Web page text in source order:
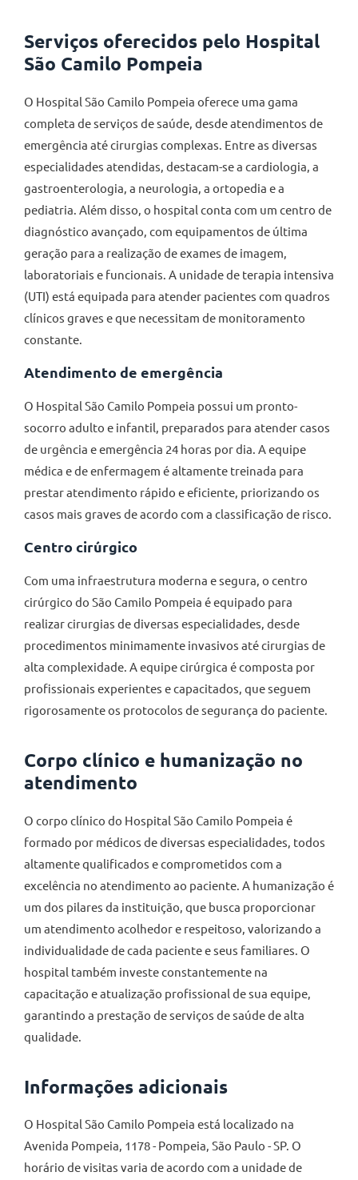
Serviços oferecidos pelo Hospital
São Camilo Pompeia
O Hospital São Camilo Pompeia oferece uma gama
completa de serviços de saúde, desde atendimentos de
emergência até cirurgias complexas. Entre as diversas
especialidades atendidas, destacam-se a cardiologia, a
gastroenterologia, a neurologia, a ortopedia e a
pediatria. Além disso, o hospital conta com um centro de
diagnóstico avançado, com equipamentos de última
geração para a realização de exames de imagem,
laboratoriais e funcionais. A unidade de terapia intensiva
(UTI) está equipada para atender pacientes com quadros
clínicos graves e que necessitam de monitoramento
constante.
Atendimento de emergência
O Hospital São Camilo Pompeia possui um pronto-
socorro adulto e infantil, preparados para atender casos
de urgência e emergência 24 horas por dia. A equipe
médica e de enfermagem é altamente treinada para
prestar atendimento rápido e eficiente, priorizando os
casos mais graves de acordo com a classificação de risco.
Centro cirúrgico
Com uma infraestrutura moderna e segura, o centro
cirúrgico do São Camilo Pompeia é equipado para
realizar cirurgias de diversas especialidades, desde
procedimentos minimamente invasivos até cirurgias de
alta complexidade. A equipe cirúrgica é composta por
profissionais experientes e capacitados, que seguem
rigorosamente os protocolos de segurança do paciente.
Corpo clínico e humanização no
atendimento
O corpo clínico do Hospital São Camilo Pompeia é
formado por médicos de diversas especialidades, todos
altamente qualificados e comprometidos com a
excelência no atendimento ao paciente. A humanização é
um dos pilares da instituição, que busca proporcionar
um atendimento acolhedor e respeitoso, valorizando a
individualidade de cada paciente e seus familiares. O
hospital também investe constantemente na
capacitação e atualização profissional de sua equipe,
garantindo a prestação de serviços de saúde de alta
qualidade.
Informações adicionais
O Hospital São Camilo Pompeia está localizado na
Avenida Pompeia, 1178 - Pompeia, São Paulo - SP. O
horário de visitas varia de acordo com a unidade de